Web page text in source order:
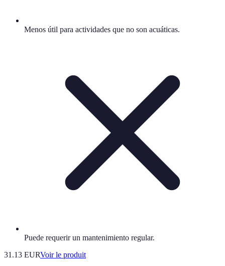
Menos útil para actividades que no son acuáticas.
Puede requerir un mantenimiento regular.
31.13 EURVoir le produit